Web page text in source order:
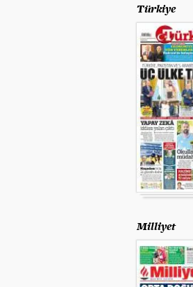
Türkiye
Milliyet